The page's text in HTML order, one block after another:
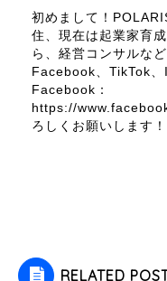
初めまして！
住、現在は起業家育
ら、経営コンサルな
Facebook、TikTok、
Facebook：
https://
ろしくお願いします！
RELATED